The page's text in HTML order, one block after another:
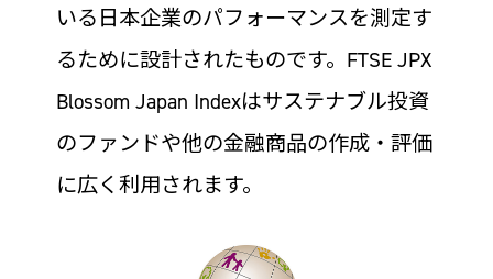
いる日本企業のパフォーマンスを測定す
るために設計されたものです。FTSE JPX
Blossom Japan Indexはサステナブル投資
のファンドや他の金融商品の作成・評価
に広く利用されます。